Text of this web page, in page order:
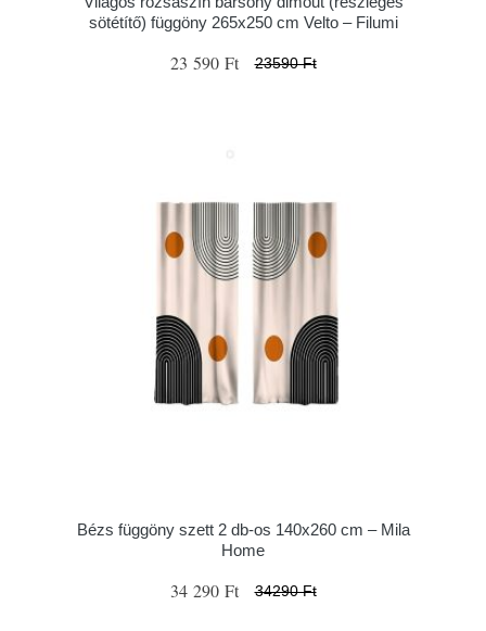
sötétítő) függöny 265x250 cm Velto – Filumi
23 590 Ft 23590 Ft
Bézs függöny szett 2 db-os 140x260 cm – Mila
Home
34 290 Ft 34290 Ft